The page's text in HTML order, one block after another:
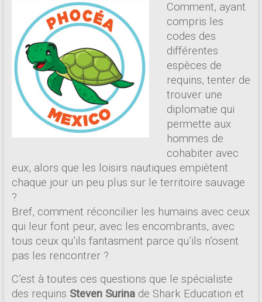
Comment, ayant
compris les
codes des
différentes
espèces de
requins, tenter de
trouver une
diplomatie qui
permette aux
hommes de
cohabiter avec
eux, alors que les loisirs nautiques empiètent
chaque jour un peu plus sur le territoire sauvage
?
Bref, comment réconcilier les humains avec ceux
qui leur font peur, avec les encombrants, avec
tous ceux qu’ils fantasment parce qu’ils n’osent
pas les rencontrer ?
C’est à toutes ces questions que le spécialiste
des requins Steven Surinade Shark Education et